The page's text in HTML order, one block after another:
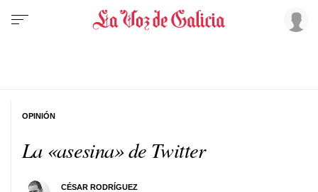
La «asesina» de Twitter
CÉSAR RODRÍGUEZ
OPINIÓN